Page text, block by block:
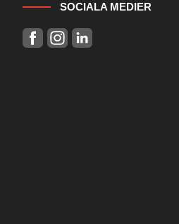
SOCIALA MEDIER